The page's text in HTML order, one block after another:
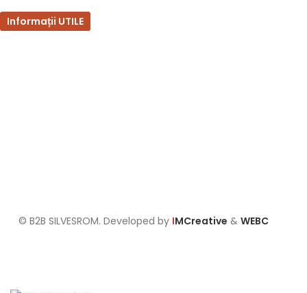
Informații UTILE
© B2B SILVESROM. Developed by IMCreative & WEBC